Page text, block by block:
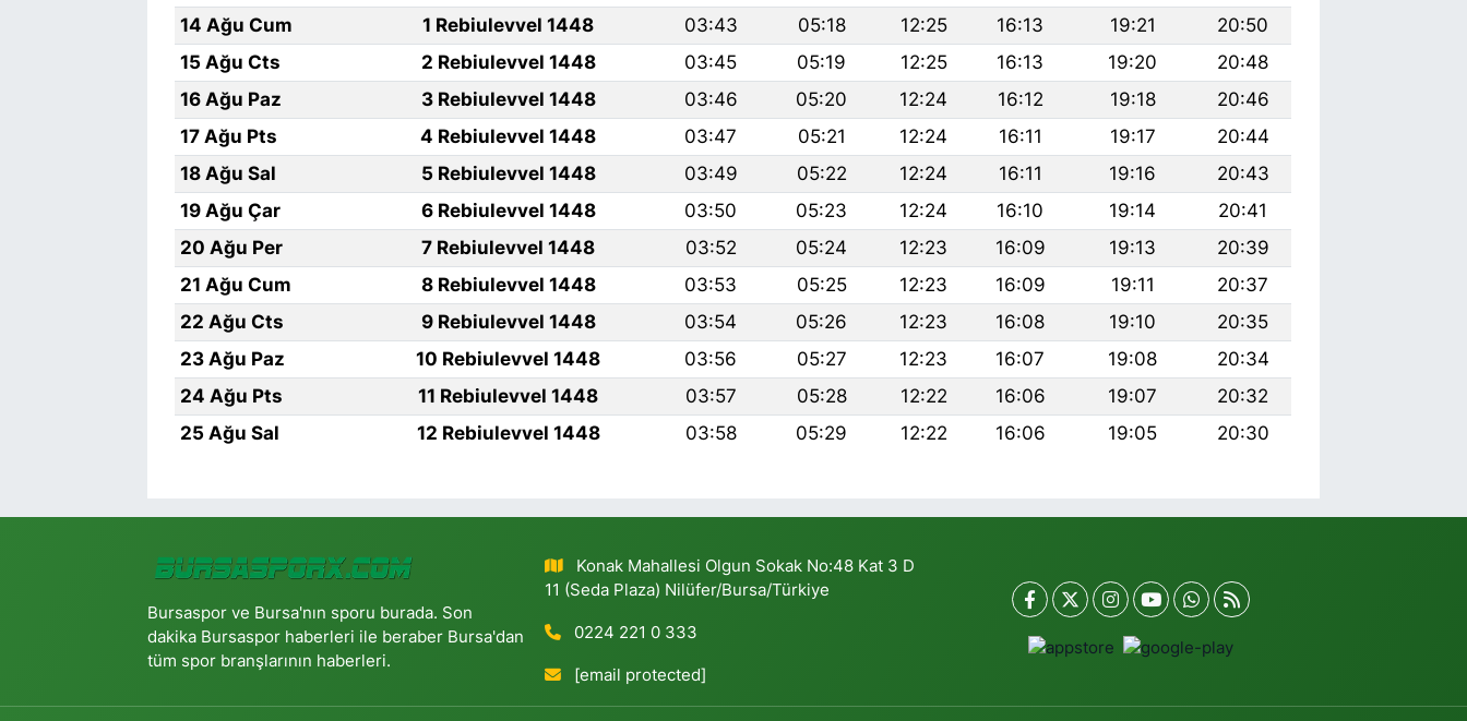
14 Ağu Cum
1 Rebiulevvel 1448 03:43 05:18 12:25 16:13 19:21
20:50
15 Ağu Cts
2 Rebiulevvel 1448 03:45 05:19 12:25 16:13 19:20
20:48
16 Ağu Paz
3 Rebiulevvel 1448 03:46 05:20 12:24 16:12 19:18
20:46
17 Ağu Pts
4 Rebiulevvel 1448 03:47 05:21 12:24 16:11 19:17
20:44
18 Ağu Sal
5 Rebiulevvel 1448 03:49 05:22 12:24 16:11 19:16
20:43
19 Ağu Çar
6 Rebiulevvel 1448 03:50 05:23 12:24 16:10 19:14
20:41
20 Ağu Per
7 Rebiulevvel 1448 03:52 05:24 12:23 16:09 19:13
20:39
21 Ağu Cum
8 Rebiulevvel 1448 03:53 05:25 12:23 16:09 19:11
20:37
22 Ağu Cts
9 Rebiulevvel 1448 03:54 05:26 12:23 16:08 19:10
20:35
23 Ağu Paz
10 Rebiulevvel 1448 03:56 05:27 12:23 16:07 19:08
20:34
24 Ağu Pts
11 Rebiulevvel 1448 03:57 05:28 12:22 16:06 19:07
20:32
25 Ağu Sal
12 Rebiulevvel 1448 03:58 05:29 12:22 16:06 19:05 20:30
Bursaspor ve Bursa'nın sporu burada. Son
dakika Bursaspor haberleri ile beraber Bursa'dan
tüm spor branşlarının haberleri.
Konak Mahallesi Olgun Sokak No:48 Kat 3 D
11 (Seda Plaza) Nilüfer/Bursa/Türkiye
0224 221 0 333
[email protected]